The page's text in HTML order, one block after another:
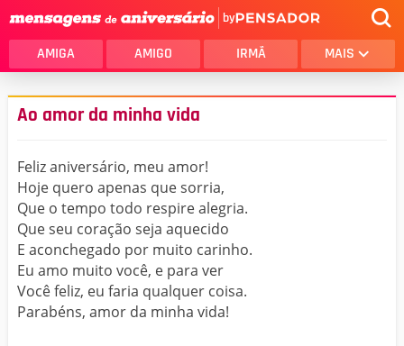
by
AMIGA AMIGO IRMÃ MAIS
Ao amor da minha vida
Feliz aniversário, meu amor!
Hoje quero apenas que sorria,
Que o tempo todo respire alegria.
Que seu coração seja aquecido
E aconchegado por muito carinho.
Eu amo muito você, e para ver
Você feliz, eu faria qualquer coisa.
Parabéns, amor da minha vida!